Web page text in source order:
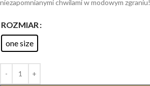
niezapomnianymi chwilami w modowym zgraniu!
ROZMIAR
one size